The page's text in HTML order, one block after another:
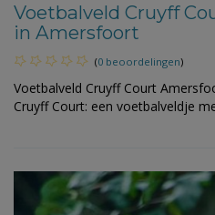
Voetbalveld Cruyff
in Amersfoort
(0 beoordelingen)
Voetbalveld Cruyff Court
Cruyff Court: een voetbalveldje